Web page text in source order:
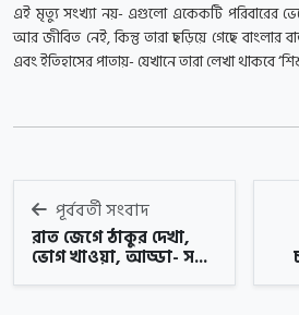
এই মৃত্যু সংখ্যা নয়- এগুলো একেকটি পরিবারের
আর জীবিত নেই, কিন্তু তারা ছড়িয়ে গেছে বাংলার
এবং ইতিহাসের পাতায়- যেখানে তারা লেখা থাকবে
পূর্ববর্তী সংবাদ
রাত জেগে ঠাকুর দেখা,
ভোগ খাওয়া, আড্ডা- স...